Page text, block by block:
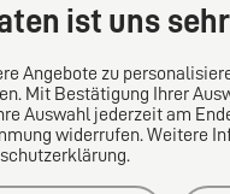
ist uns
Angebote zu
Mit Bestätigung Ihrer
Auswahl jederzeit am
widerrufen. Weitere